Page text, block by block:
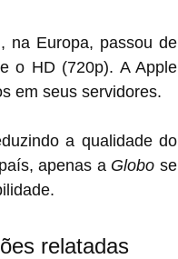
, na Europa, passou de
o HD (720p). A Apple
em seus servidores.
apenas a Globo se
relatadas